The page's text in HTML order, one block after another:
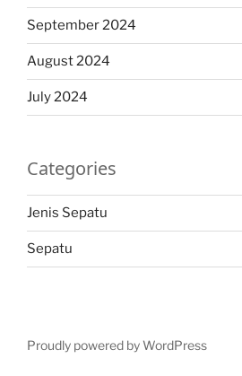
September 2024
August 2024
July 2024
Categories
Jenis Sepatu
Sepatu
Proudly powered by WordPress